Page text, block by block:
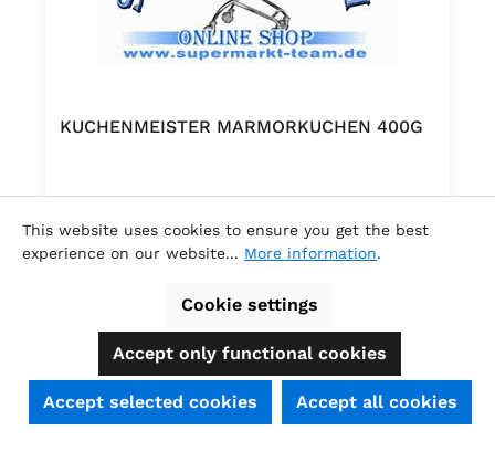
KUCHENMEISTER MARMORKUCHEN 400G
.
Regular price:
€2.53
This website uses cookies to ensure you get the best
experience on our website... More information.
Cookie settings
Accept only functional cookies
Accept selected cookies Accept all cookies
SEHR GUT (4.74 / 5)
aus 39 Bewertungen bei: shopauskunft.de, ausgezeichnet.org, shopvote.de ⓘ
Informationen zur Echtheit der Bewertungen